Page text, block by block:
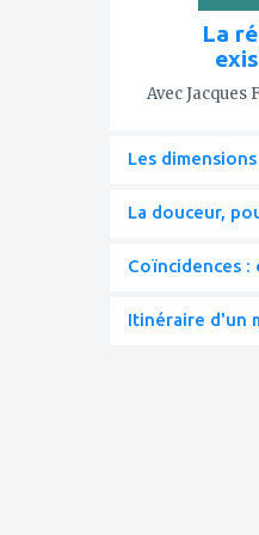
La
Avec
Les
La douceur,
Coïncidences :
Itinéraire d'un